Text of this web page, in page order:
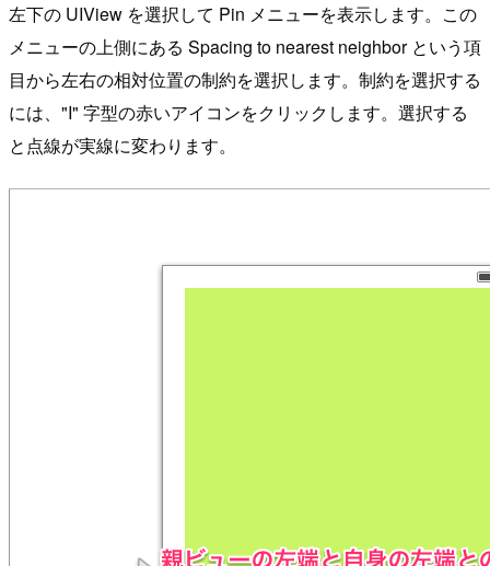
左下の UIView を選択して Pin メニューを表示します。この
メニューの上側にある Spacing to nearest neighbor という項
目から左右の相対位置の制約を選択します。制約を選択する
には、"I" 字型の赤いアイコンをクリックします。選択する
と点線が実線に変わります。